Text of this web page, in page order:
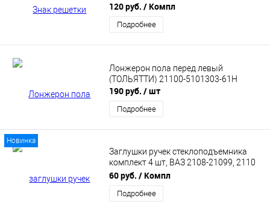
120 руб. / Компл
Подробнее
Лонжерон пола перед левый
(ТОЛЬЯТТИ) 21100-5101303-61Н
190 руб. / шт
Подробнее
Новинка
Заглушки ручек стеклоподъемника
комплект 4 шт, ВАЗ 2108-21099, 2110
большая УНИП (2110-6102034)
60 руб. / Компл
Подробнее